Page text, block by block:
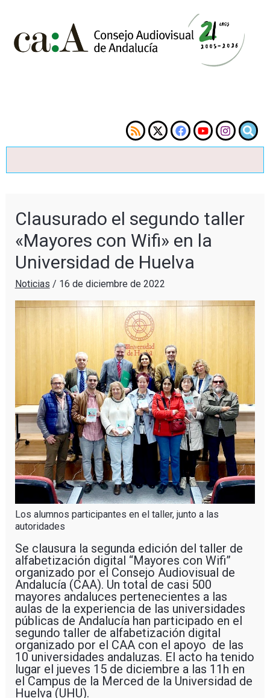
Clausurado el segundo taller
«Mayores con Wifi» en la
Universidad de Huelva
Noticias / 16 de diciembre de 2022
Los alumnos participantes en el taller, junto a las
autoridades
Se clausura la segunda edición del taller de
alfabetización digital “Mayores con Wifi”
organizado por el Consejo Audiovisual de
Andalucía (CAA). Un total de casi 500
mayores andaluces pertenecientes a las
aulas de la experiencia de las universidades
públicas de Andalucía han participado en el
segundo taller de alfabetización digital
organizado por el CAA con el apoyo de las
10 universidades andaluzas. El acto ha tenido
lugar el jueves 15 de diciembre a las 11h en
el Campus de la Merced de la Universidad de
Huelva (UHU).